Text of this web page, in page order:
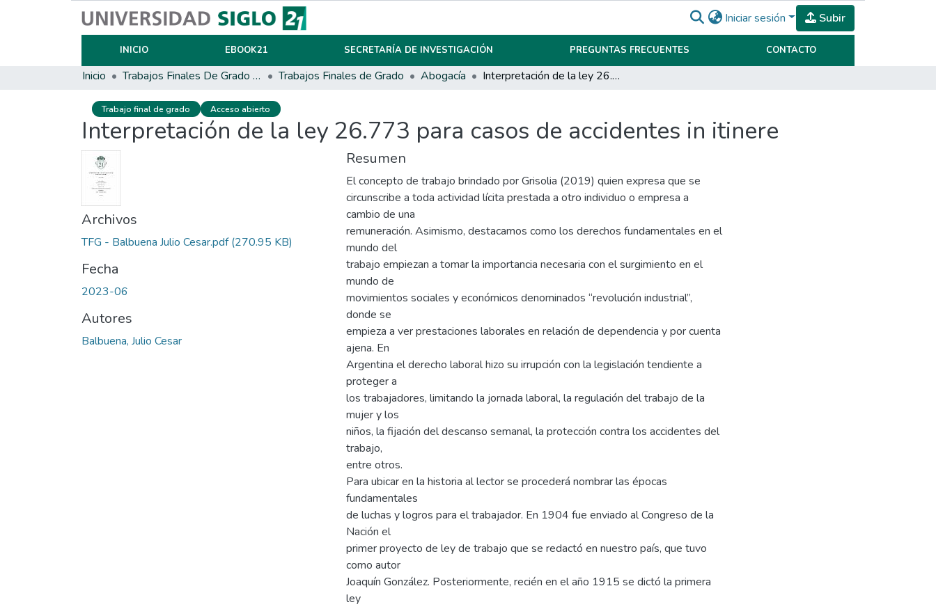
Iniciar sesión Subir
INICIO EBOOK21 SECRETARÍA DE INVESTIGACIÓN PREGUNTAS FRECUENTES CONTACTO
Inicio Trabajos Finales De Grado Y Posgrado Trabajos Finales de Grado Abogacía Interpretación de la ley 26.773 para casos de accidentes in itinere
Trabajo final de grado Acceso abierto
Interpretación de la ley 26.773 para casos de accidentes in itinere
Archivos
TFG - Balbuena Julio Cesar.pdf(270.95 KB)
Fecha
2023-06
Autores
Balbuena, Julio Cesar
Resumen
El concepto de trabajo brindado por Grisolia (2019) quien expresa que se
circunscribe a toda actividad lícita prestada a otro individuo o empresa a
cambio de una
remuneración. Asimismo, destacamos como los derechos fundamentales en el
mundo del
trabajo empiezan a tomar la importancia necesaria con el surgimiento en el
mundo de
movimientos sociales y económicos denominados “revolución industrial”,
donde se
empieza a ver prestaciones laborales en relación de dependencia y por cuenta
ajena. En
Argentina el derecho laboral hizo su irrupción con la legislación tendiente a
proteger a
los trabajadores, limitando la jornada laboral, la regulación del trabajo de la
mujer y los
niños, la fijación del descanso semanal, la protección contra los accidentes del
trabajo,
entre otros.
Para ubicar en la historia al lector se procederá nombrar las épocas
fundamentales
de luchas y logros para el trabajador. En 1904 fue enviado al Congreso de la
Nación el
primer proyecto de ley de trabajo que se redactó en nuestro país, que tuvo
como autor
Joaquín González. Posteriormente, recién en el año 1915 se dictó la primera
ley